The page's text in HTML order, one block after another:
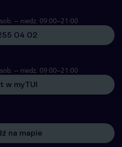
– niedz. 09:00–21:00
04 02
– niedz. 09:00–21:00
w myTUI
na mapie